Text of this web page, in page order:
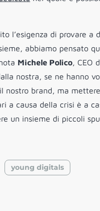
l’esigenza di provare
abbiamo pensato
Michele Polico, CEO
nostra, se ne hanno
nostro brand, ma
a causa della crisi è a
un insieme di piccoli
young digitals